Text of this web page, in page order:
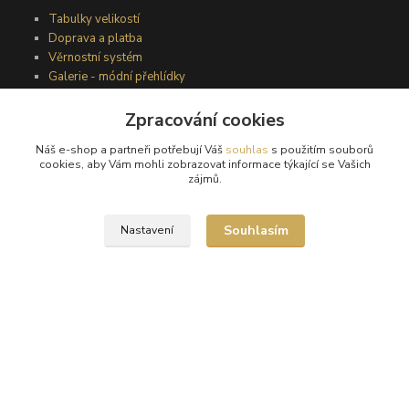
Tabulky velikostí
Doprava a platba
Věrnostní systém
Galerie - módní přehlídky
Podmínky užití webového rozhraní
Obchodní podmínky
Zpracování cookies
Náš e-shop a partneři potřebují Váš souhlas s použitím souborů
cookies, aby Vám mohli zobrazovat informace týkající se Vašich
zájmů.
Nastavení Souhlasím